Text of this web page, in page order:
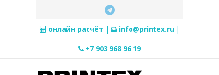
онлайн расчёт | info@printex.ru|
+7 903 968 96 19